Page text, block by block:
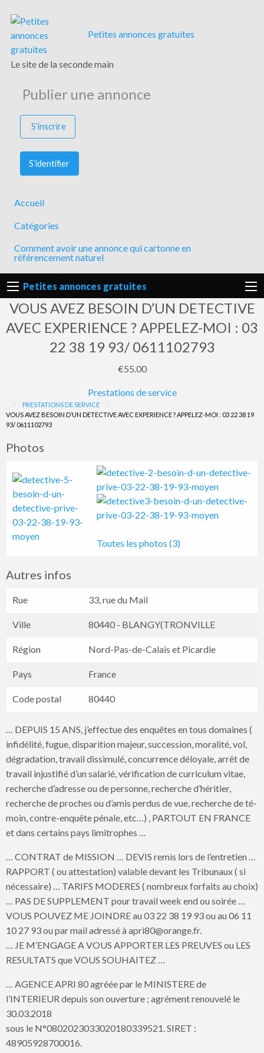
Petites annonces gratuites
Le site de la seconde main
Publier une annonce
S’inscrire
S’identifier
Accueil
Catégories
Comment avoir une annonce qui cartonne en
référencement naturel
Petites annonces gratuites
VOUS AVEZ BESOIN D’UN DETECTIVE
AVEC EXPERIENCE ? APPELEZ-MOI : 03
22 38 19 93/ 0611102793
€55.00
Prestations de service
un
PRESTATIONS DE SERVICE
VOUS AVEZ BESOIN D’UN DETECTIVE AVEC EXPERIENCE ? APPELEZ-MOI : 03 22 38 19
93/ 0611102793
Photos
Toutes les photos (3)
Autres infos
Rue 33, rue du Mail
Ville 80440 - BLANGY(TRONVILLE
Région Nord-Pas-de-Calais et Picardie
Pays France
Code postal 80440
… DEPUIS 15 ANS, j’effectue des enquêtes en tous domaines (
infidélité, fugue, disparition majeur, succession, moralité, vol,
dégradation, travail dissimulé, concurrence déloyale, arrêt de
travail injustifié d’un salarié, vérification de curriculum vitae,
recherche d’adresse ou de personne, recherche d’héritier,
recherche de proches ou d’amis perdus de vue, recherche de té-
moin, contre-enquête pénale, etc…) , PARTOUT EN FRANCE
et dans certains pays limitrophes …
… CONTRAT de MISSION … DEVIS remis lors de l’entretien …
RAPPORT ( ou attestation) valable devant les Tribunaux ( si
nécessaire) … TARIFS MODERES ( nombreux forfaits au choix)
… PAS DE SUPPLEMENT pour travail week end ou soirée …
VOUS POUVEZ ME JOINDRE au 03 22 38 19 93 ou au 06 11
10 27 93 ou par mail adressé à apri80@orange.fr.
… JE M’ENGAGE A VOUS APPORTER LES PREUVES ou LES
RESULTATS que VOUS SOUHAITEZ …
… AGENCE APRI 80 agréée par le MINISTERE de
l’INTERIEUR depuis son ouverture ; agrément renouvelé le
30.03.2018
sous le N°0802023033020180339521. SIRET :
48905928700016.